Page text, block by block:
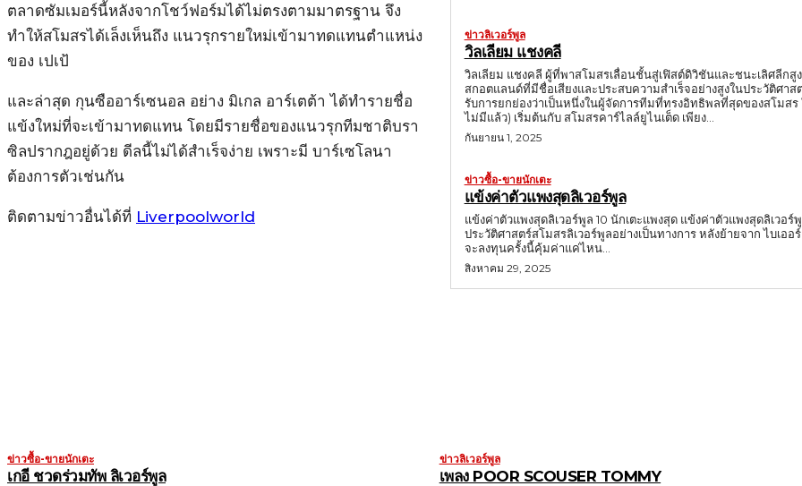
ตลาดซัมเมอร์นี้หลังจากโชว์ฟอร์มได้ไม่ตรงตามมาตรฐาน จึง
ทำให้สโมสรได้เล็งเห็นถึง แนวรุกรายใหม่เข้ามาทดแทนตำแหน่ง
ของ เปเป้
และล่าสุด กุนซืออาร์เซนอล อย่าง มิเกล อาร์เตต้า ได้ทำรายชื่อ
แข้งใหม่ที่จะเข้ามาทดแทน โดยมีรายชื่อของแนวรุกทีมชาติบรา
ซิลปรากฎอยู่ด้วย ดีลนี้ไม่ได้สำเร็จง่าย เพราะมี บาร์เซโลนา
ต้องการตัวเช่นกัน
ติดตามข่าวอื่นได้ที่ Liverpoolworld
ข่าวลิเวอร์พูล
วิลเลียม แชงคลี
วิลเลียม แชงคลี ผู้ที่พาสโมสรเลื่อนชั้นสู่เฟิสต์ดิวิชันและชนะเลิศลีก
สกอตแลนด์ที่มีชื่อเสียงและประสบความสำเร็จอย่างสูงในประวัติศ
รับการยกย่องว่าเป็นหนึ่งในผู้จัดการทีมที่ทรงอิทธิพลที่สุดของสโมสร ในฐานะนักฟุตบอล แชงคลีเล่นในตำแหน่งวิงฮาร์ปฝั่งขวา (ตำแหน่งที่ปัจจุบัน
ไม่มีแล้ว) เริ่มต้นกับ สโมสรคาร์ไลล์ยูไนเต็ด เพียง...
กันยายน 1, 2025
ข่าวซื้อ-ขายนักเตะ
แข้งค่าตัวแพงสุดลิเวอร์พูล
แข้งค่าตัวแพงสุดลิเวอร์พูล 10 นักเตะแพงสุด แข้งค่าตัวแพงสุดลิเวอ
ประวัติศาสตร์สโมสรลิเวอร์พูลอย่างเป็นทางการ หลังย้ายจาก ไบเออร์ เลเวอร์คูเซ่น ม
จะลงทุนครั้งนี้คุ้มค่าแค่ไหน...
สิงหาคม 29, 2025
ข่าวซื้อ-ขายนักเตะ
เกอี ชวดร่วมทัพ ลิเวอร์พูล
ข่าวลิเวอร์พูล
เพลง POOR SCOUSER TOMMY